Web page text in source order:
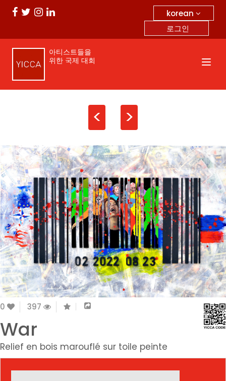
korean
로그인
아티스트들을
위한 국제 대회
< >
0 397
War
Relief en bois marouflé sur toile peinte